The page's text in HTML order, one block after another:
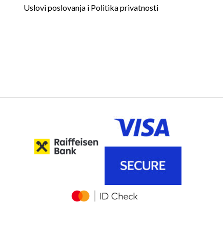
Uslovi poslovanja i Politika privatnosti